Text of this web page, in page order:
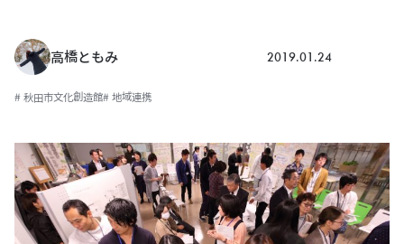
高橋ともみ 2019.01.24
# 秋田市文化創造館# 地域連携